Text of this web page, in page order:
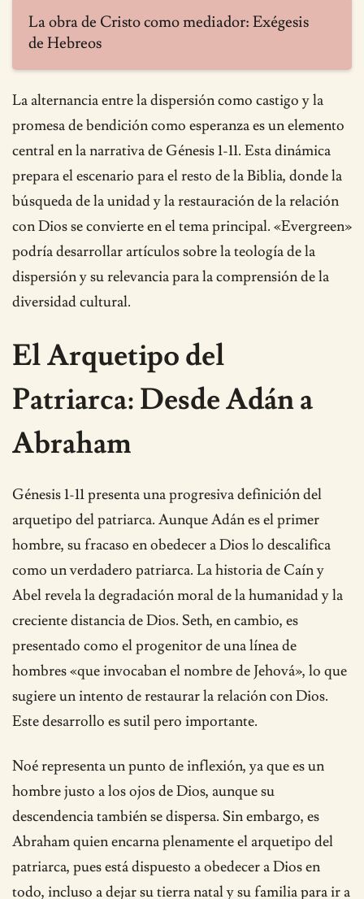
La obra de Cristo como mediador: Exégesis
de Hebreos
La alternancia entre la dispersión como castigo y la
promesa de bendición como esperanza es un elemento
central en la narrativa de Génesis 1-11. Esta dinámica
prepara el escenario para el resto de la Biblia, donde la
búsqueda de la unidad y la restauración de la relación
con Dios se convierte en el tema principal. «Evergreen»
podría desarrollar artículos sobre la teología de la
dispersión y su relevancia para la comprensión de la
diversidad cultural.
El Arquetipo del
Patriarca: Desde Adán a
Abraham
Génesis 1-11 presenta una progresiva definición del
arquetipo del patriarca. Aunque Adán es el primer
hombre, su fracaso en obedecer a Dios lo descalifica
como un verdadero patriarca. La historia de Caín y
Abel revela la degradación moral de la humanidad y la
creciente distancia de Dios. Seth, en cambio, es
presentado como el progenitor de una línea de
hombres «que invocaban el nombre de Jehová», lo que
sugiere un intento de restaurar la relación con Dios.
Este desarrollo es sutil pero importante.
Noé representa un punto de inflexión, ya que es un
hombre justo a los ojos de Dios, aunque su
descendencia también se dispersa. Sin embargo, es
Abraham quien encarna plenamente el arquetipo del
patriarca, pues está dispuesto a obedecer a Dios en
todo, incluso a dejar su tierra natal y su familia para ir a